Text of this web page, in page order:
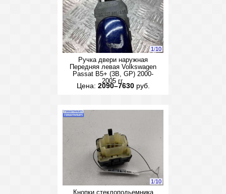
1/10
Ручка двери наружная
Передняя левая Volkswagen
Passat B5+ (3B, GP) 2000-
2005 гг.
Цена: 2090–7630руб.
1/10
Кнопки стеклоподьемника